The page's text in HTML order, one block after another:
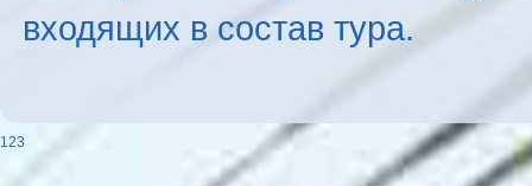
входящих в состав тура.
123